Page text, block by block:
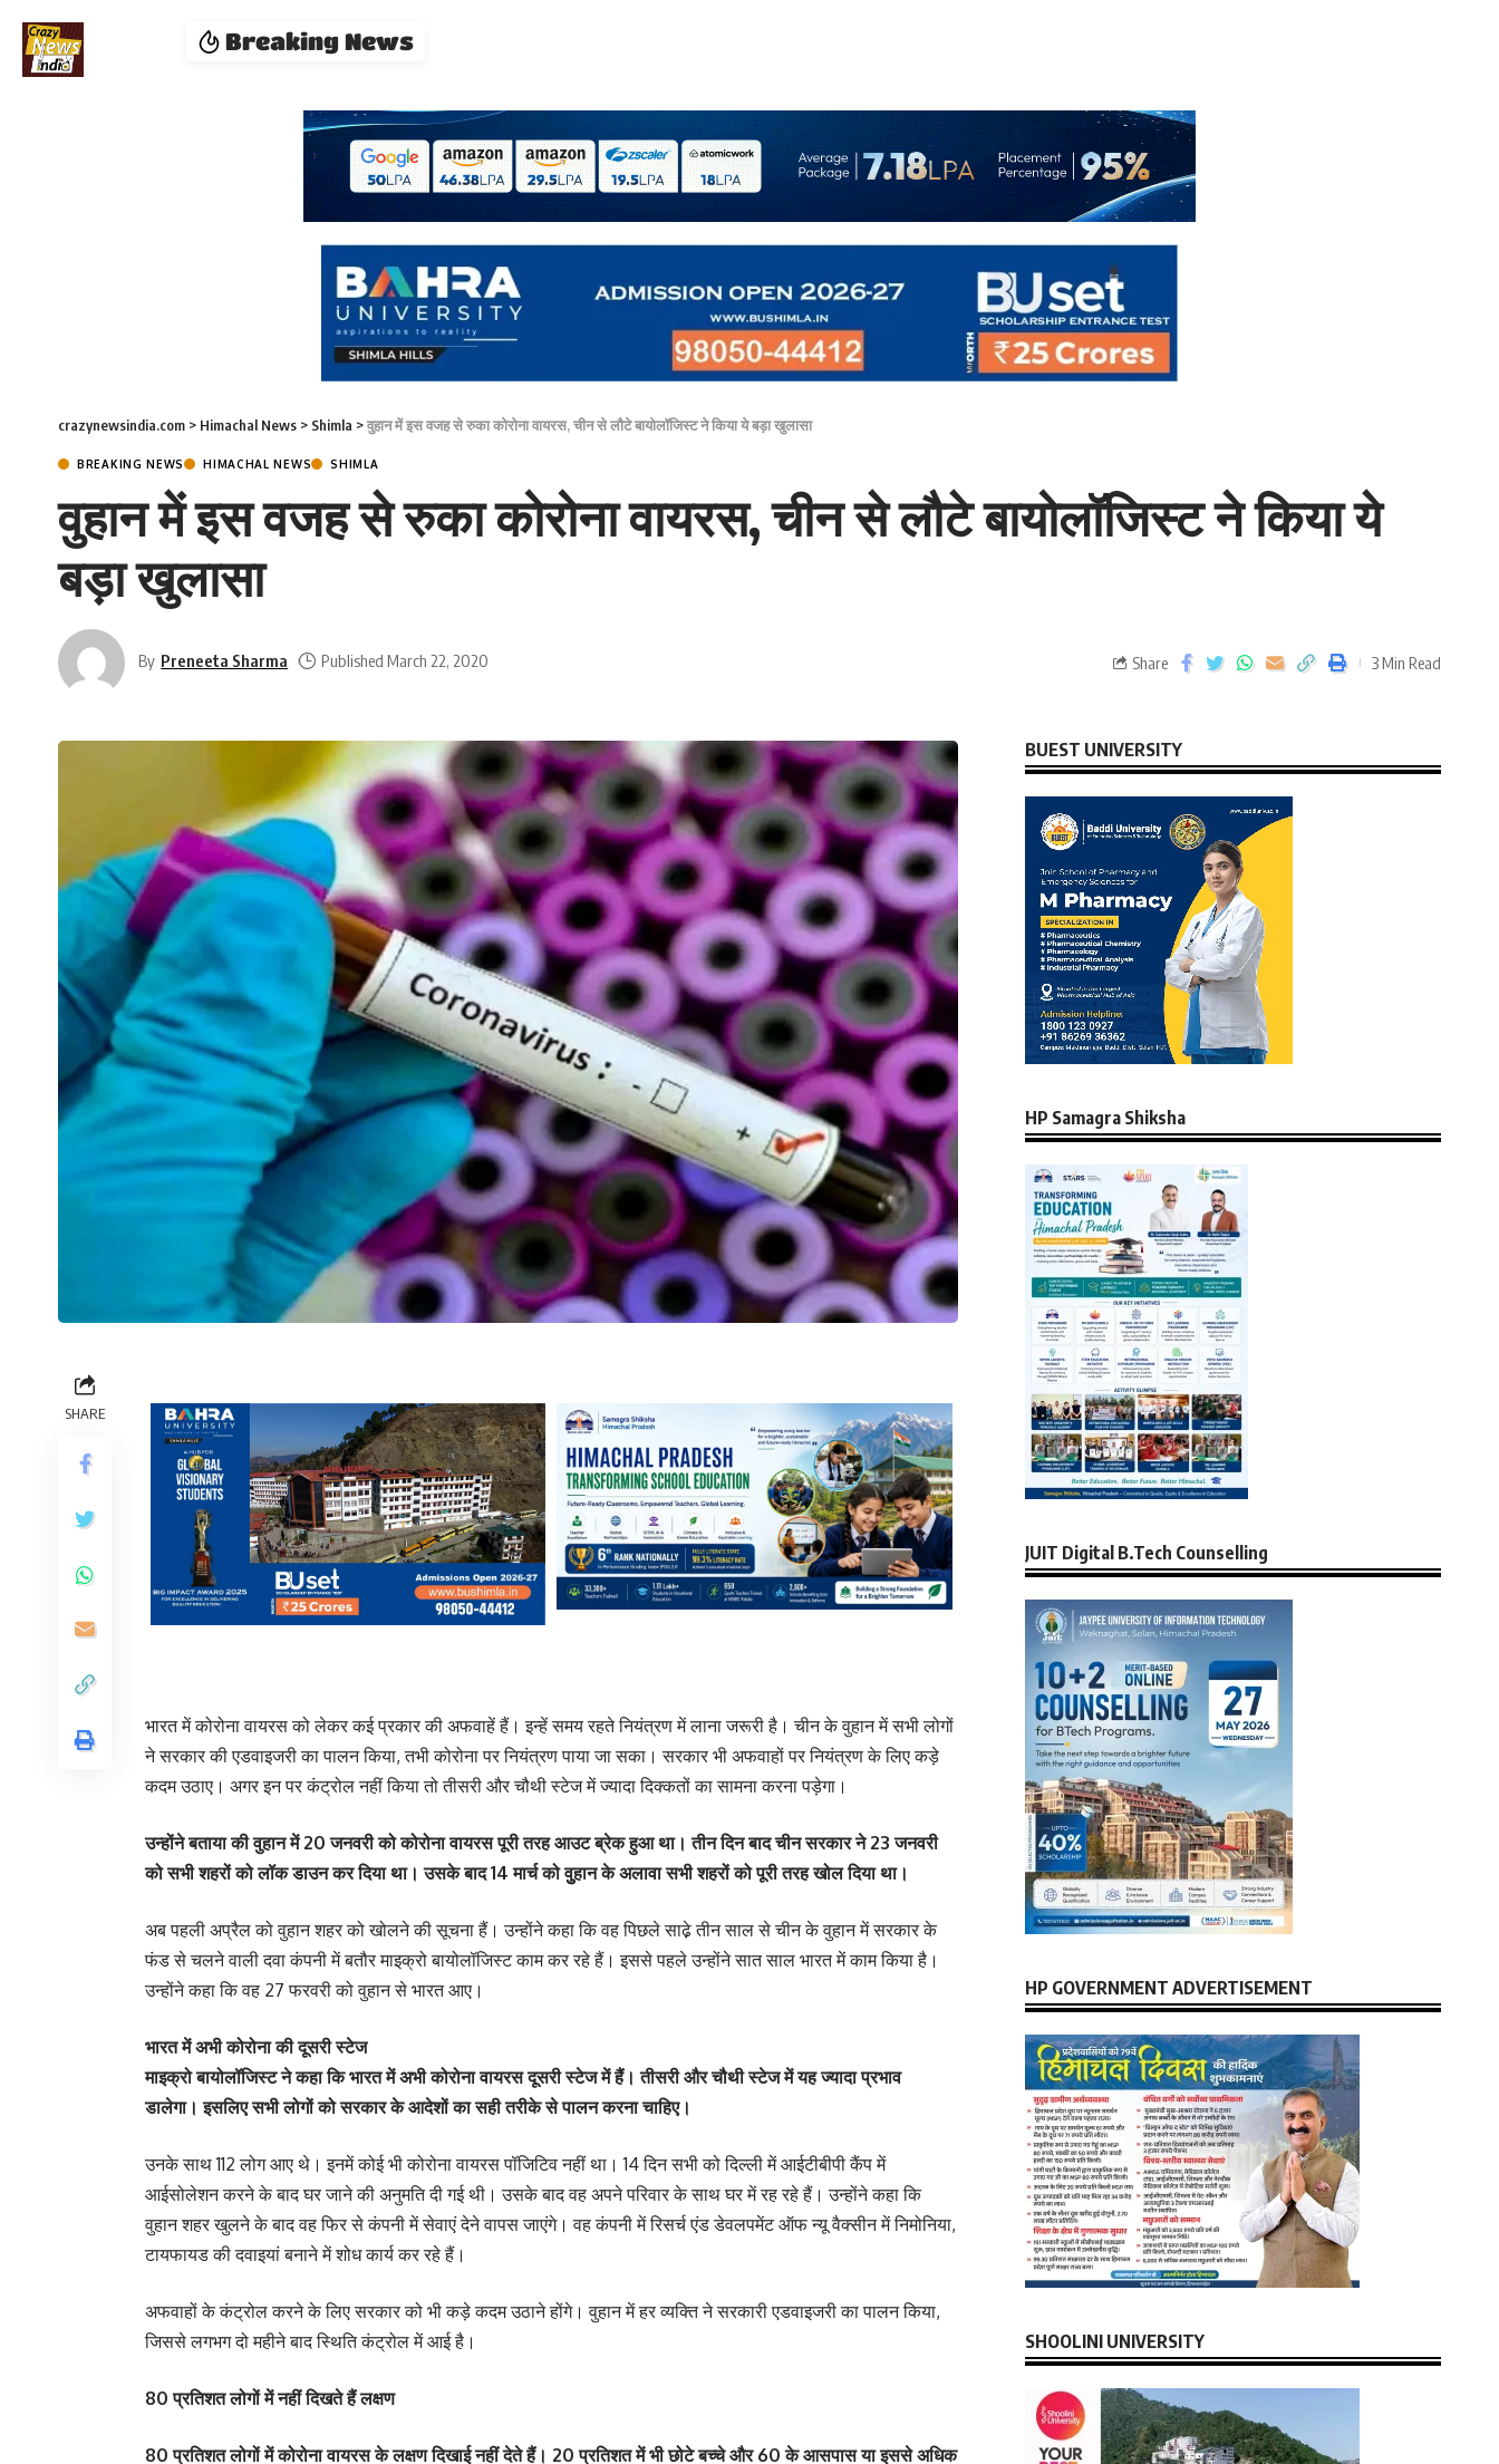
Breaking News
crazynewsindia.com > Himachal News > Shimla >वुहान में इस वजह से रुका कोरोना वायरस, चीन से लौटे बायोलॉजिस्ट ने किया ये बड़ा खुलासा
BREAKING NEWS HIMACHAL NEWS SHIMLA
वुहान में इस वजह से रुका कोरोना वायरस, चीन से लौटे बायोलॉजिस्ट ने किया ये
बड़ा खुलासा
By Preneeta Sharma Published March 22, 2020 Share 3 Min Read
SHARE
भारत में कोरोना वायरस को लेकर कई प्रकार की अफवाहें हैं। इन्हें समय रहते नियंत्रण में लाना जरूरी है। चीन के वुहान में सभी लोगों
ने सरकार की एडवाइजरी का पालन किया, तभी कोरोना पर नियंत्रण पाया जा सका। सरकार भी अफवाहों पर नियंत्रण के लिए कड़े
कदम उठाए। अगर इन पर कंट्रोल नहीं किया तो तीसरी और चौथी स्टेज में ज्यादा दिक्कतों का सामना करना पड़ेगा।
उन्होंने बताया की वुहान में 20 जनवरी को कोरोना वायरस पूरी तरह आउट ब्रेक हुआ था। तीन दिन बाद चीन सरकार ने 23 जनवरी
को सभी शहरों को लॉक डाउन कर दिया था। उसके बाद 14 मार्च को वुुहान के अलावा सभी शहरों को पूरी तरह खोल दिया था।
अब पहली अप्रैल को वुहान शहर को खोलने की सूचना हैं। उन्होंने कहा कि वह पिछले साढे़ तीन साल से चीन के वुहान में सरकार के
फंड से चलने वाली दवा कंपनी में बतौर माइक्रो बायोलॉजिस्ट काम कर रहे हैं। इससे पहले उन्होंने सात साल भारत में काम किया है।
उन्होंने कहा कि वह 27 फरवरी को वुहान से भारत आए।
भारत में अभी कोरोना की दूसरी स्टेज
माइक्रो बायोलॉजिस्ट ने कहा कि भारत में अभी कोरोना वायरस दूसरी स्टेज में हैं। तीसरी और चौथी स्टेज में यह ज्यादा प्रभाव
डालेगा। इसलिए सभी लोगों को सरकार के आदेशों का सही तरीके से पालन करना चाहिए।
उनके साथ 112 लोग आए थे। इनमें कोई भी कोरोना वायरस पॉजिटिव नहीं था। 14 दिन सभी को दिल्ली में आईटीबीपी कैंप में
आईसोलेशन करने के बाद घर जाने की अनुमति दी गई थी। उसके बाद वह अपने परिवार के साथ घर में रह रहे हैं। उन्होंने कहा कि
वुहान शहर खुलने के बाद वह फिर से कंपनी में सेवाएं देने वापस जाएंगे। वह कंपनी में रिसर्च एंड डेवलपमेंट ऑफ न्यू वैक्सीन में निमोनिया,
टायफायड की दवाइयां बनाने में शोध कार्य कर रहे हैं।
अफवाहों के कंट्रोल करने के लिए सरकार को भी कड़े कदम उठाने होंगे। वुहान में हर व्यक्ति ने सरकारी एडवाइजरी का पालन किया,
जिससे लगभग दो महीने बाद स्थिति कंट्रोल में आई है।
80 प्रतिशत लोगों में नहीं दिखते हैं लक्षण
80 प्रतिशत लोगों में कोरोना वायरस के लक्षण दिखाई नहीं देते हैं। 20 प्रतिशत में भी छोटे बच्चे और 60 के आसपास या इससे अधिक
BUEST UNIVERSITY
HP Samagra Shiksha
JUIT Digital B.Tech Counselling
HP GOVERNMENT ADVERTISEMENT
SHOOLINI UNIVERSITY